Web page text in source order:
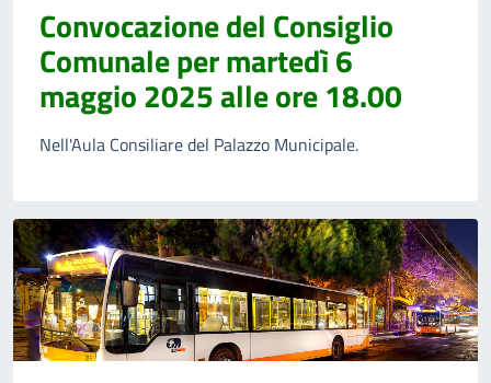
Convocazione del Consiglio
Comunale per martedì 6
maggio 2025 alle ore 18.00
Nell'Aula Consiliare del Palazzo Municipale.